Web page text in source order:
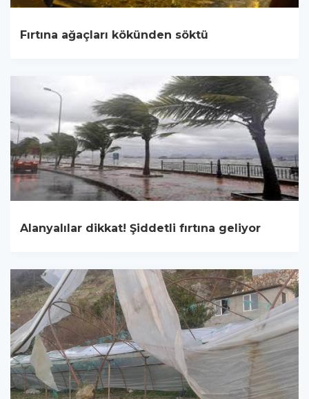
Fırtına ağaçları kökünden söktü
Alanyalılar dikkat! Şiddetli fırtına geliyor